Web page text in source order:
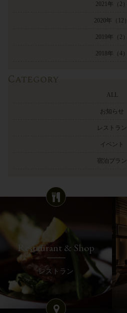
2021年 （2）
2020年 （12）
2019年 （2）
2018年 （4）
Category
ALL
お知らせ
レストラン
イベント
宿泊プラン
Restaurant & Shop
レストラン